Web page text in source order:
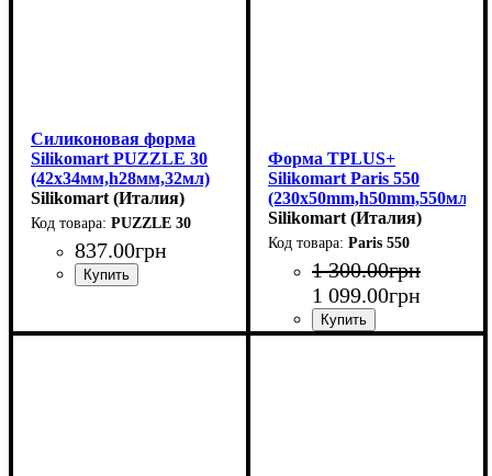
Силиконовая форма
Silikomart PUZZLE 30
(42x34мм,h28мм,32мл)
Silikomart (Италия)
PUZZLE 30
837.00грн
Форма TPLUS+
Silikomart Paris 550
(230x50mm,h50mm,550мл)
Silikomart (Италия)
Paris 550
1 300.00грн
1 099.00грн